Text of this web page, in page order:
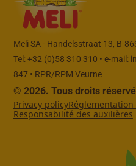
Meli SA - Handelsstraat 13, B-
Tel: +32 (0)58 310 310 • e-mail:
847 • RPR/RPM Veurne
© 2026. Tous droits
Privacy policyRéglementation
Responsabilité des auxilières